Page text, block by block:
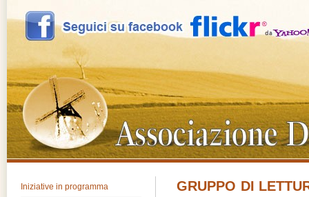
Iniziative in programma
GRUPPO DI